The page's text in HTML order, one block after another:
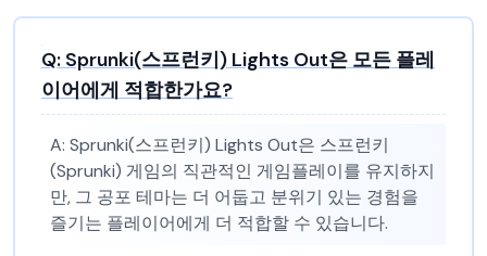
Q: Sprunki(스프런키) Lights Out은 모든 플레
이어에게 적합한가요?
A: Sprunki(스프런키) Lights Out은 스프런키
(Sprunki) 게임의 직관적인 게임플레이를 유지하지
만, 그 공포 테마는 더 어둡고 분위기 있는 경험을
즐기는 플레이어에게 더 적합할 수 있습니다.